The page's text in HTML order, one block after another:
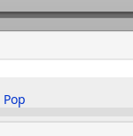
Pop